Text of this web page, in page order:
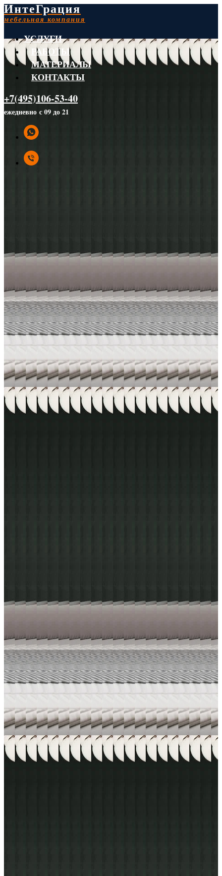
ИнтеГрация
мебельная компания
УСЛУГИ
РАБОТЫ
МАТЕРИАЛЫ
КОНТАКТЫ
+7(495)106-53-40
ежедневно с 09 до 21